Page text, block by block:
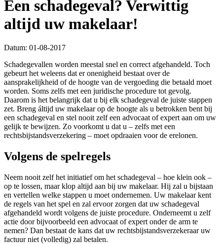
Een schadegeval? Verwittig
altijd uw makelaar!
Datum: 01-08-2017
Schadegevallen worden meestal snel en correct afgehandeld. Toch
gebeurt het weleens dat er onenigheid bestaat over de
aansprakelijkheid of de hoogte van de vergoeding die betaald moet
worden. Soms zelfs met een juridische procedure tot gevolg.
Daarom is het belangrijk dat u bij elk schadegeval de juiste stappen
zet. Breng áltijd uw makelaar op de hoogte als u betrokken bent bij
een schadegeval en stel nooit zelf een advocaat of expert aan om uw
gelijk te bewijzen. Zo voorkomt u dat u – zelfs met een
rechtsbijstandsverzekering – moet opdraaien voor de erelonen.
Volgens de spelregels
Neem nooit zelf het initiatief om het schadegeval – hoe klein ook –
op te lossen, maar klop altijd aan bij uw makelaar. Hij zal u bijstaan
en vertellen welke stappen u moet ondernemen. Uw makelaar kent
de regels van het spel en zal ervoor zorgen dat uw schadegeval
afgehandeld wordt volgens de juiste procedure. Onderneemt u zelf
actie door bijvoorbeeld een advocaat of expert onder de arm te
nemen? Dan bestaat de kans dat uw rechtsbijstandsverzekeraar uw
factuur niet (volledig) zal betalen.